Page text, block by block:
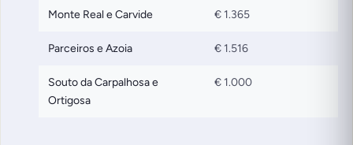
Monte Real e Carvide € 1.365
Parceiros e Azoia € 1.516
Souto da Carpalhosa e
Ortigosa
€ 1.000